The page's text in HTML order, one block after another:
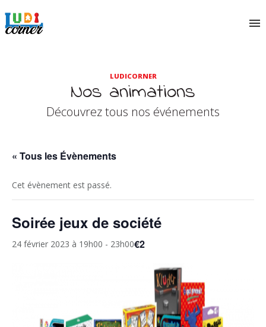
LUDICORNER
Nos animations
Découvrez tous nos événements
« Tous les Évènements
Cet évènement est passé.
Soirée jeux de société
24 février 2023 à 19h00 - 23h00€2